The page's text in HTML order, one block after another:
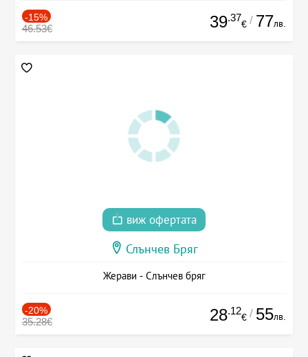
-15%
46.53€ 39.37
€ / 77лв.
виж офертата
Слънчев Бряг
Жерави - Слънчев бряг
-20%
35.28€ 28.12
€ / 55лв.